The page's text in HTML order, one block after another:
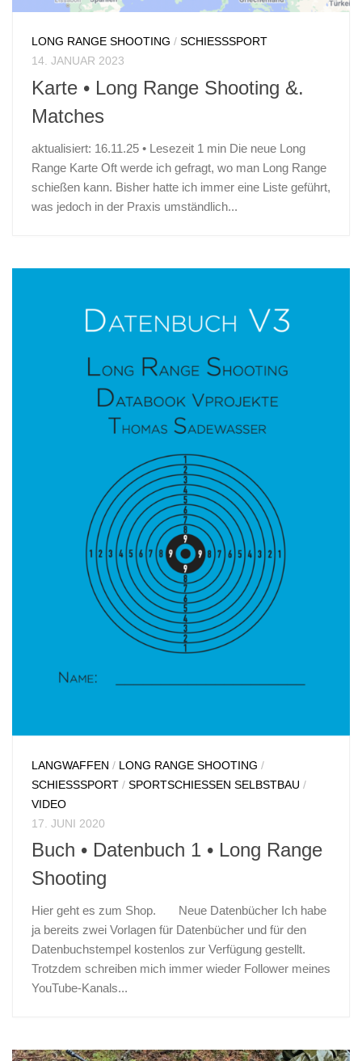
LONG RANGE SHOOTING / SCHIESSSPORT
14. JANUAR 2023
Karte • Long Range Shooting &.
Matches
aktualisiert: 16.11.25 • Lesezeit 1 min Die neue Long
Range Karte Oft werde ich gefragt, wo man Long Range
schießen kann. Bisher hatte ich immer eine Liste geführt,
was jedoch in der Praxis umständlich...
LANGWAFFEN / LONG RANGE SHOOTING /
SCHIESSSPORT
/ SPORTSCHIESSEN SELBSTBAU
/
VIDEO
17. JUNI 2020
Buch • Datenbuch 1 • Long Range
Shooting
Hier geht es zum Shop. Neue Datenbücher Ich habe
ja bereits zwei Vorlagen für Datenbücher und für den
Datenbuchstempel kostenlos zur Verfügung gestellt.
Trotzdem schreiben mich immer wieder Follower meines
YouTube-Kanals...